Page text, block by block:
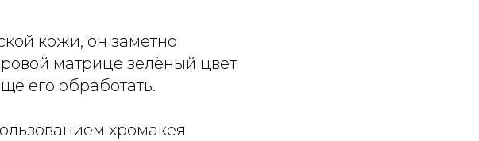
кожи, он заметно
матрице зелёный цвет
его обработать.
хромакея